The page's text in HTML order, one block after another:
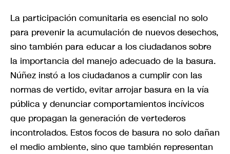
La participación comunitaria es esencial no solo
para prevenir la acumulación de nuevos desechos,
sino también para educar a los ciudadanos sobre
la importancia del manejo adecuado de la basura.
Núñez instó a los ciudadanos a cumplir con las
normas de vertido, evitar arrojar basura en la vía
pública y denunciar comportamientos incívicos
que propagan la generación de vertederos
incontrolados. Estos focos de basura no solo dañan
el medio ambiente, sino que también representan